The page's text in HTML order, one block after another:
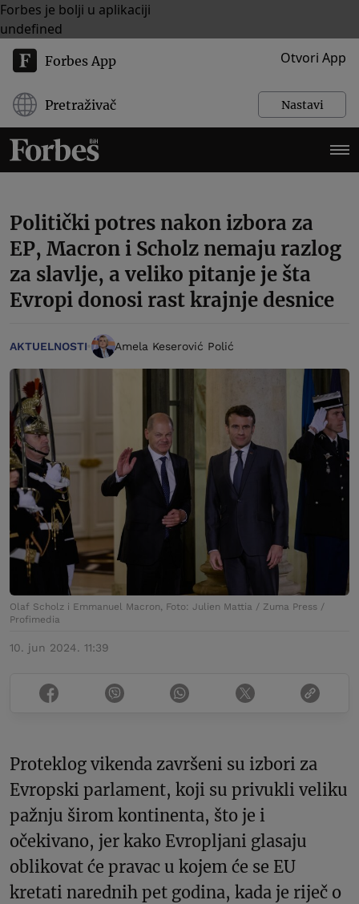
Forbes je bolji u aplikaciji
undefined
Forbes App Otvori App
Pretraživač Nastavi
Politički potres nakon izbora za
EP, Macron i Scholz nemaju razlog
za slavlje, a veliko pitanje je šta
Evropi donosi rast krajnje desnice
AKTUELNOSTI Amela Keserović Polić
Olaf Scholz i Emmanuel Macron, Foto: Julien Mattia / Zuma Press /
Profimedia
10. jun 2024. 11:39
Proteklog vikenda završeni su izbori za
Evropski parlament, koji su privukli veliku
pažnju širom kontinenta, što je i
očekivano, jer kako Evropljani glasaju
oblikovat će pravac u kojem će se EU
kretati narednih pet godina, kada je riječ o